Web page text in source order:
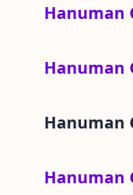
Hanuman
Hanuman
Hanuman
Hanuman